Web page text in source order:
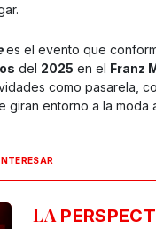
es el evento que
del 2025 en el Franz
como pasarela,
giran entorno a la moda
LA